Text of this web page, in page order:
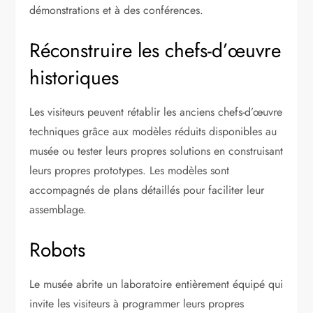
démonstrations et à des conférences.
Réconstruire les chefs-d’œuvre
historiques
Les visiteurs peuvent rétablir les anciens chefs-d’œuvre
techniques grâce aux modèles réduits disponibles au
musée ou tester leurs propres solutions en construisant
leurs propres prototypes. Les modèles sont
accompagnés de plans détaillés pour faciliter leur
assemblage.
Robots
Le musée abrite un laboratoire entièrement équipé qui
invite les visiteurs à programmer leurs propres